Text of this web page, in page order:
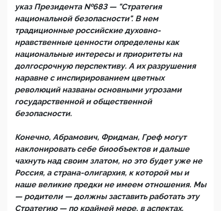
указ Президента №683 — "Стратегия
национальной безопасности". В нем
традиционные российские духовно-
нравственные ценности определены как
национальные интересы и приоритеты на
долгосрочную перспективу. А их разрушения
наравне с инспирированием цветных
революций названы основными угрозами
государственной и общественной
безопасности.
Конечно, Абрамович, Фридман, Греф могут
наклонировать себе биообъектов и дальше
чахнуть над своим златом, но это будет уже не
Россия, а страна-олигархия, к которой мы и
наше великие предки не имеем отношения. Мы
— родители — должны заставить работать эту
Стратегию — по крайней мере, в аспектах,